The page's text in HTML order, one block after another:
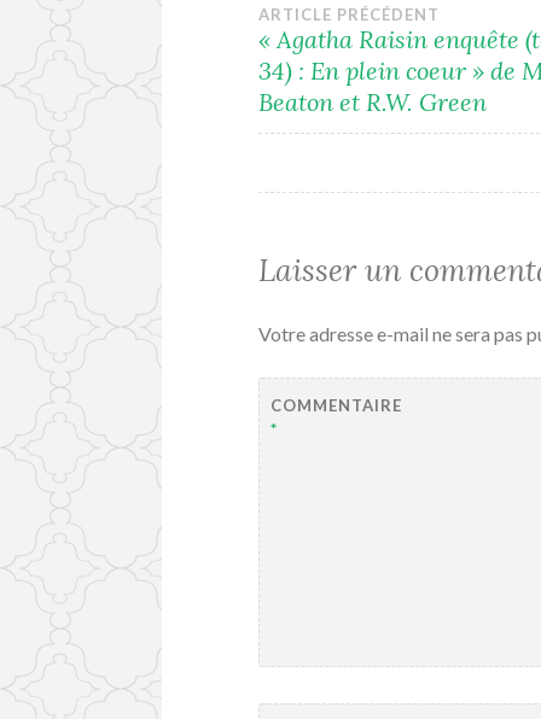
Navigation
de
l’article
ARTICLE PRÉCÉDENT
« Agatha Raisin enquête
34) : En plein coeur » de
Beaton et R.W. Green
Laisser un
Votre adresse e-mail ne sera pas
COMMENTAIRE
*